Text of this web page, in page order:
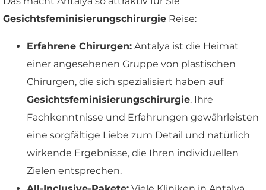
Gesichtsfeminisierungschirurgie Reise:
Erfahrene Chirurgen: Antalya ist die Heimat
einer angesehenen Gruppe von plastischen
Chirurgen, die sich spezialisiert haben auf
Gesichtsfeminisierungschirurgie. Ihre
Fachkenntnisse und Erfahrungen gewährleisten
eine sorgfältige Liebe zum Detail und natürlich
wirkende Ergebnisse, die Ihren individuellen
Zielen entsprechen.